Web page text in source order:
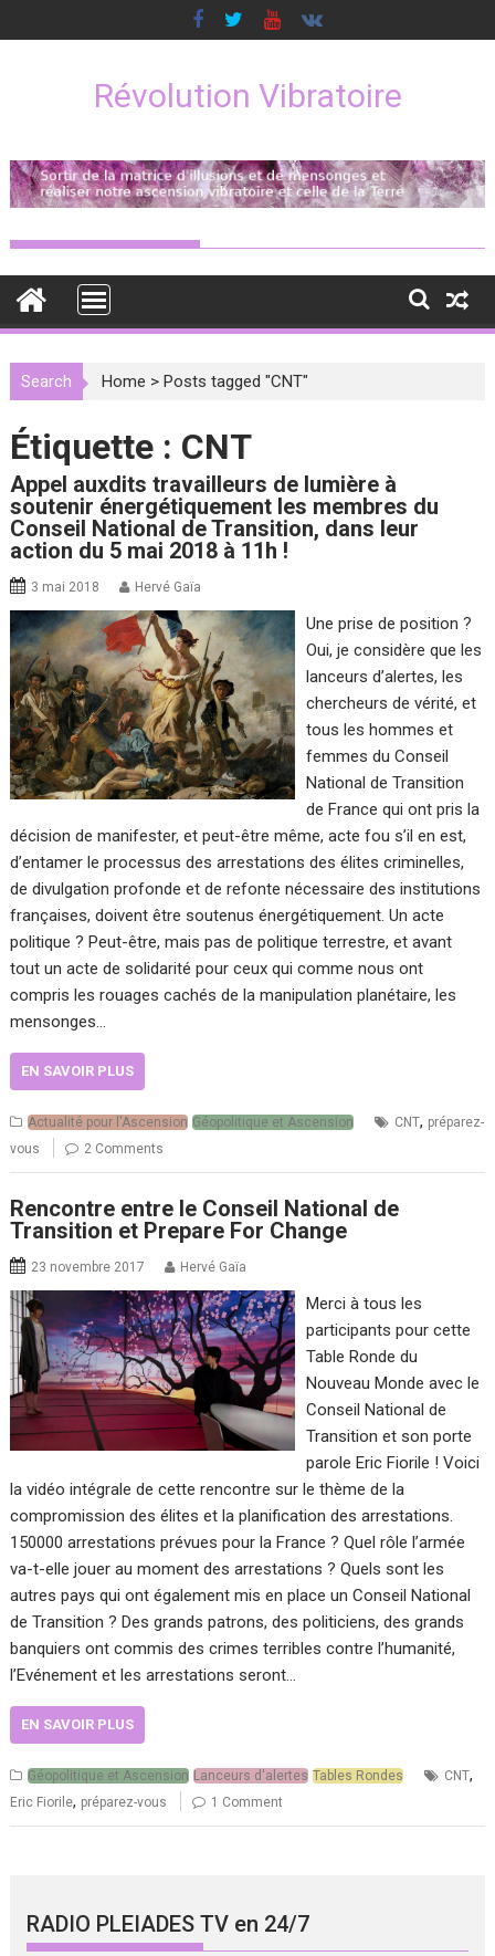
to
Révolution Vibratoire
Search Home >Posts tagged "CNT"
Étiquette : CNT
Appel auxdits travailleurs de lumière à
soutenir énergétiquement les membres du
Conseil National de Transition, dans leur
action du 5 mai 2018 à 11h !
3 mai 2018 Hervé Gaïa
Une prise de position ?
Oui, je considère que les
lanceurs d’alertes, les
chercheurs de vérité, et
tous les hommes et
femmes du Conseil
National de Transition
de France qui ont pris la
décision de manifester, et peut-être même, acte fou s’il en est,
d’entamer le processus des arrestations des élites criminelles,
de divulgation profonde et de refonte nécessaire des institutions
françaises, doivent être soutenus énergétiquement. Un acte
politique ? Peut-être, mais pas de politique terrestre, et avant
tout un acte de solidarité pour ceux qui comme nous ont
compris les rouages cachés de la manipulation planétaire, les
mensonges…
EN SAVOIR PLUS
Actualité pour l'Ascension Géopolitique et Ascension CNT, préparez-
vous
2 Comments
Rencontre entre le Conseil National de
Transition et Prepare For Change
23 novembre 2017 Hervé Gaïa
Merci à tous les
participants pour cette
Table Ronde du
Nouveau Monde avec le
Conseil National de
Transition et son porte
parole Eric Fiorile ! Voici
la vidéo intégrale de cette rencontre sur le thème de la
compromission des élites et la planification des arrestations.
150000 arrestations prévues pour la France ? Quel rôle l’armée
va-t-elle jouer au moment des arrestations ? Quels sont les
autres pays qui ont également mis en place un Conseil National
de Transition ? Des grands patrons, des politiciens, des grands
banquiers ont commis des crimes terribles contre l’humanité,
l’Evénement et les arrestations seront…
EN SAVOIR PLUS
Géopolitique et Ascension Lanceurs d'alertes Tables Rondes CNT,
Eric Fiorile, préparez-vous 1 Comment
RADIO PLEIADES TV en 24/7